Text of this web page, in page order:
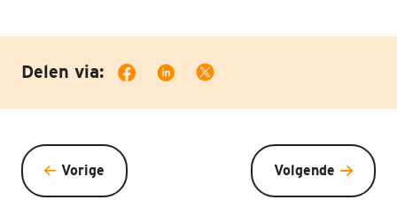
Delen via:
Vorige Volgende